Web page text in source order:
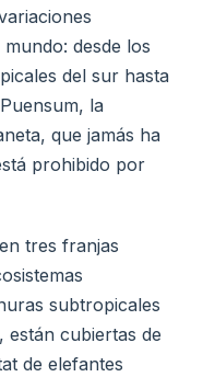
desde los
del sur hasta
la
que jamás ha
prohibido por
tres franjas
subtropicales
están cubiertas de
de elefantes